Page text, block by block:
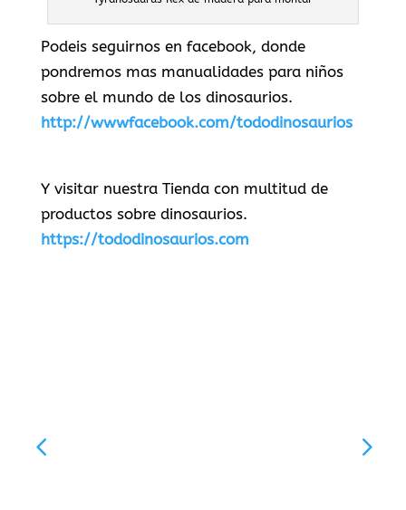
Podeis seguirnos en facebook, donde
pondremos mas manualidades para niños
sobre el mundo de los dinosaurios.
http://wwwfacebook.com/tododinosaurios
Y visitar nuestra Tienda con multitud de
productos sobre dinosaurios.
https://tododinosaurios.com